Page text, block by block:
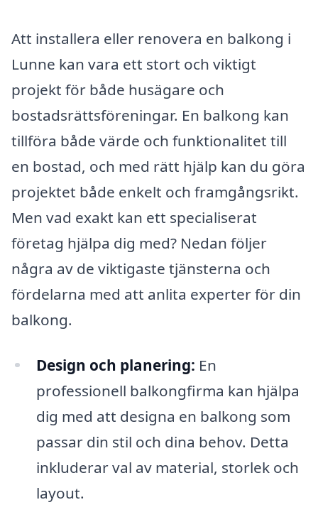
Att installera eller renovera en balkong i
Lunne kan vara ett stort och viktigt
projekt för både husägare och
bostadsrättsföreningar. En balkong kan
tillföra både värde och funktionalitet till
en bostad, och med rätt hjälp kan du göra
projektet både enkelt och framgångsrikt.
Men vad exakt kan ett specialiserat
företag hjälpa dig med? Nedan följer
några av de viktigaste tjänsterna och
fördelarna med att anlita experter för din
balkong.
Design och planering: En
professionell balkongfirma kan hjälpa
dig med att designa en balkong som
passar din stil och dina behov. Detta
inkluderar val av material, storlek och
layout.